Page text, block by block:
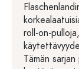
roll-on-
Tämän